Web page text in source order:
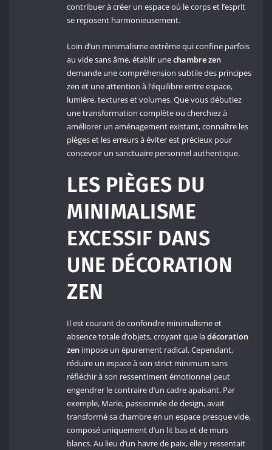
contribuer à créer un espace où le corps et l’esprit
se reposent harmonieusement.
Loin d’un minimalisme extrême qui confine parfois
au vide sans âme, établir unechambre zen
demande une compréhension subtile des principes
zen et une attention à l’équilibre entre espace,
lumière, textures et volumes. Que vous débutiez
une transformation complète ou cherchiez à
améliorer un aménagement existant, connaître les
pièges et les erreurs à éviter est précieux pour
concevoir un sanctuaire personnel authentique.
LES PIÈGES DU
MINIMALISME
EXCESSIF DANS
UNE DÉCORATION
ZEN
Il est courant de confondre minimalisme et
absence totale d’objets, croyant que ladécoration
zen impose un épurement radical. Cependant,
réduire un espace à son strict minimum sans
réfléchir à son ressentiment émotionnel peut
engendrer le contraire d’un cadre apaisant. Par
exemple, Marie, passionnée de design, avait
transformé sa chambre en un espace presque vide,
composé uniquement d’un lit bas et de murs
blancs. Au lieu d’un havre de paix, elle y ressentait